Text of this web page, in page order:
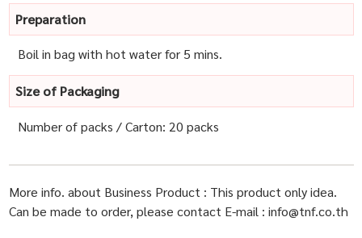
Preparation
Boil in bag with hot water for 5 mins.
Size of Packaging
Number of packs / Carton: 20 packs
More info. about Business Product : This product only idea.
Can be made to order, please contact E-mail : info@tnf.co.th